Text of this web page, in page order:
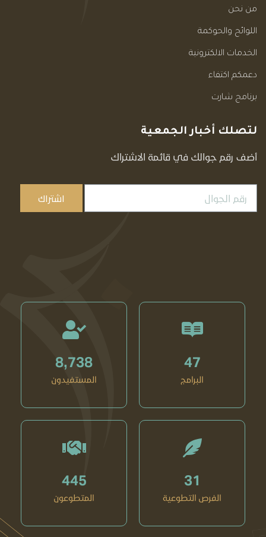
من نحن
اللوائح والحوكمة
الخدمات الالكترونية
دعمكم اكتفاء
برنامج شارت
لتصلك أخبار الجمعية
أضف رقم جوالك في قائمة الاشتراك
اشتراك
47
البرامج
8,738
المستفيدون
31
الفرص التطوعية
445
المتطوعون